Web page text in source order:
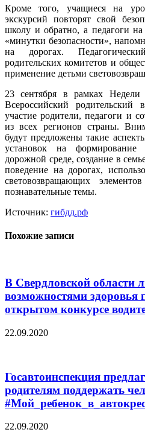
Кроме того, учащиеся на
экскурсий повторят свой
школу и обратно, а педагоги
«минутки безопасности»,
на дорогах.
родительских комитетов и
применение детьми
23 сентября в рамках Недели
Всероссийский родительский
участие родители, педагоги и
из всех регионов страны.
будут предложены такие
установок на формирование
дорожной среде, создание в
поведение на дорогах,
световозвращающих
познавательные темы.
Источник: гибдд.рф
Похожие записи
В Свердловской области
возможностями здоровья
открытом конкурсе
22.09.2020
Госавтоинспекция
родителям поддержать
22.09.2020